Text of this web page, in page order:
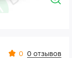
0 0 отзывов